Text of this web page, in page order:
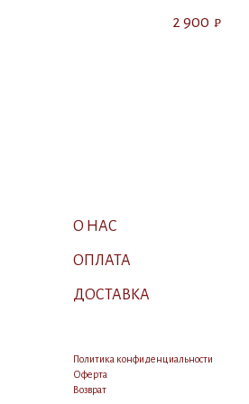
2 900 ₽
О НАС
ОПЛАТА
ДОСТАВКА
Оферта
Возврат
Политика конфиденциальности